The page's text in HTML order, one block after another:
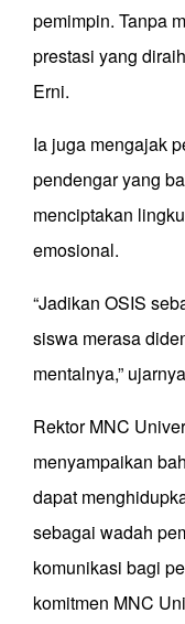
pemimpin. Tanpa
prestasi yang
Erni.
Ia juga mengajak
pendengar yang
menciptakan
emosional.
“Jadikan OSIS
siswa merasa
mentalnya,”
Rektor MNC
menyampaikan
dapat
sebagai wadah
komunikasi bagi
komitmen MNC